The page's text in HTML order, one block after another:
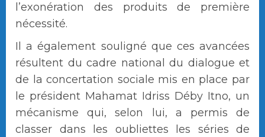
l’exonération des produits de première
nécessité.
Il a également souligné que ces avancées
résultent du cadre national du dialogue et
de la concertation sociale mis en place par
le président Mahamat Idriss Déby Itno, un
mécanisme qui, selon lui, a permis de
classer dans les oubliettes les séries de